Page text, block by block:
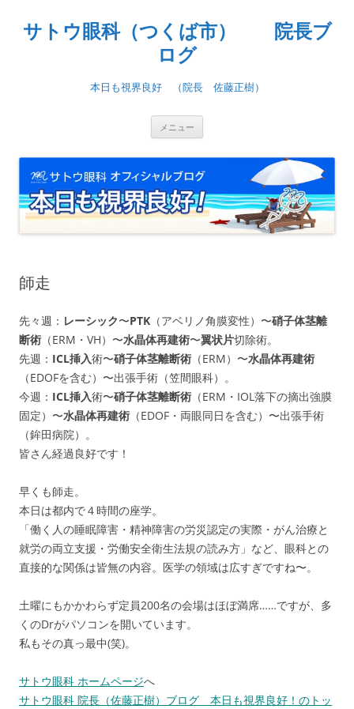
テ
ン
サトウ眼科（つくば市） 院長ブ
ログ
本日も視界良好 （院長 佐藤正樹）
メニュー
師走
先々週： レーシック〜PTK （アベリノ角膜変性）〜硝子体茎離
断術 （ERM・VH）〜水晶体再建術〜翼状片切除術。
先週： ICL挿入術〜硝子体茎離断術 （ERM）〜水晶体再建術
（EDOFを含む）〜出張手術（笠間眼科）。
今週： ICL挿入術〜硝子体茎離断術 （ERM・IOL落下の摘出強膜
固定）〜水晶体再建術 （EDOF・両眼同日を含む）〜出張手術
（鉾田病院）。
皆さん経過良好です！
早くも師走。
本日は都内で４時間の座学。
「働く人の睡眠障害・精神障害の労災認定の実際・がん治療と
就労の両立支援・労働安全衛生法規の読み方」など、眼科との
直接的な関係は皆無の内容。医学の領域は広すぎですね〜。
土曜にもかかわらず定員200名の会場はほぼ満席……ですが、多
くのDrがパソコンを開いています。
私もその真っ最中(笑)。
サトウ眼科 ホームページへ
サトウ眼科 院長（佐藤正樹）ブログ 本日も視界良好！のトッ